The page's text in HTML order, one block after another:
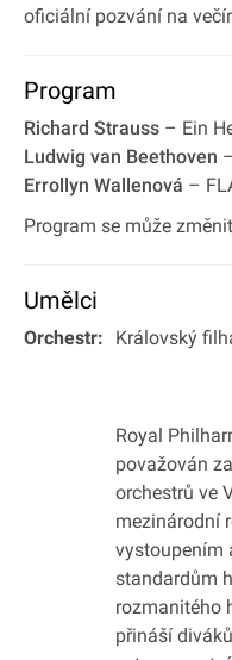
oficiální pozvání na
Program
Richard Strauss – Ein
Ludwig van Beethoven
Errollyn Wallenová –
Program se může
Umělci
Orchestr: Královský
Royal
považován
orchestrů ve
mezinárodní
vystoupením
standardům
rozmanitého
přináší